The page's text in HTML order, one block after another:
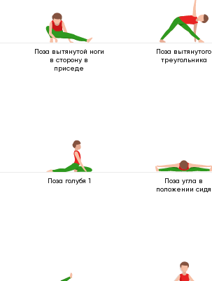
Поза вытянутой ноги
в сторону в
приседе
Поза вытянутого
треугольника
Поза голубя 1
Поза угла в
положении сидя